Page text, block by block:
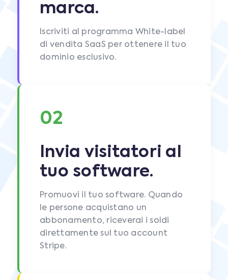
marca.
Iscriviti al programma White-label
di vendita SaaS per ottenere il tuo
dominio esclusivo.
02
Invia visitatori al
tuo software.
Promuovi il tuo software. Quando
le persone acquistano un
abbonamento, riceverai i soldi
direttamente sul tuo account
Stripe.